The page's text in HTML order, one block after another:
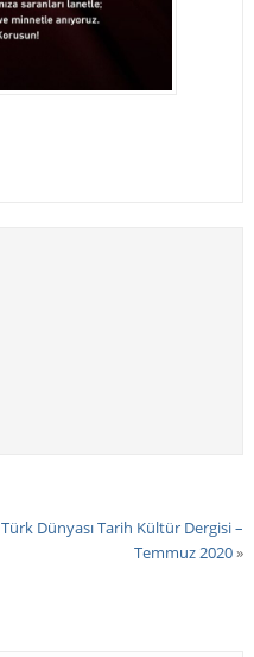
Türk Dünyası Tarih Kültür Dergisi –
Temmuz 2020»